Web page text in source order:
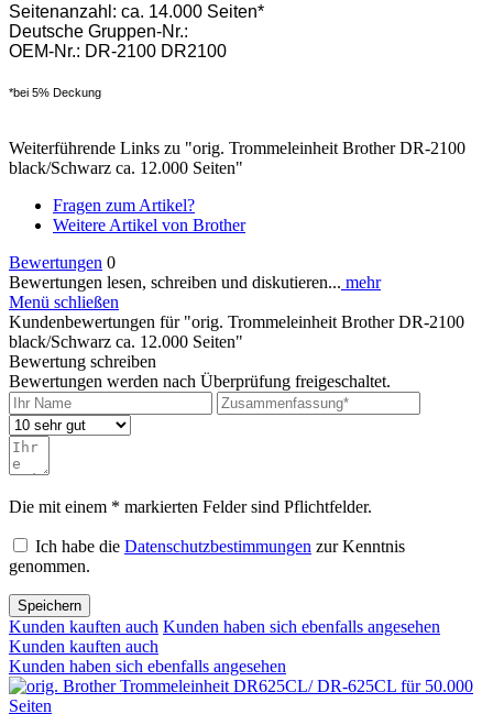
Seitenanzahl: ca. 14.000 Seiten*
Deutsche Gruppen-Nr.:
OEM-Nr.: DR-2100 DR2100
*bei 5% Deckung
Weiterführende Links zu "orig. Trommeleinheit Brother DR-2100
black/Schwarz ca. 12.000 Seiten"
Fragen zum Artikel?
Weitere Artikel von Brother
Bewertungen 0
Bewertungen lesen, schreiben und diskutieren... mehr
Menü schließen
Kundenbewertungen für "orig. Trommeleinheit Brother DR-2100
black/Schwarz ca. 12.000 Seiten"
Bewertung schreiben
Bewertungen werden nach Überprüfung freigeschaltet.
Die mit einem * markierten Felder sind Pflichtfelder.
Ich habe die Datenschutzbestimmungen zur Kenntnis
genommen.
Speichern
Kunden kauften auch Kunden haben sich ebenfalls angesehen
Kunden kauften auch
Kunden haben sich ebenfalls angesehen